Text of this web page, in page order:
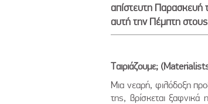
απίστευτη Παρασκευή
αυτή την Πέμπτη
Tαιριάζουμε; (
Μια νεαρή, φιλόδοξη
της, βρίσκεται